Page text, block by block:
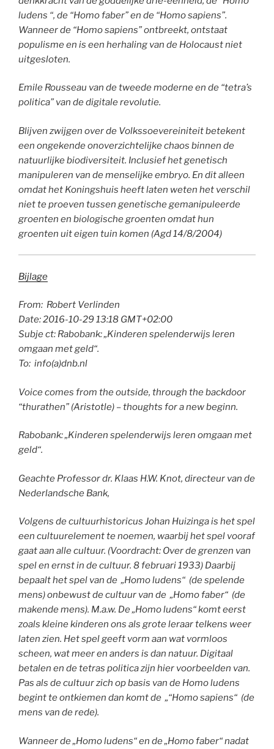
ludens “, de “Homo faber” en de “Homo sapiens”.
Wanneer de “Homo sapiens” ontbreekt, ontstaat
populisme en is een herhaling van de Holocaust niet
uitgesloten.
Emile Rousseau van de tweede moderne en de “tetra’s
politica” van de digitale revolutie.
Blijven zwijgen over de Volkssoevereiniteit betekent
een ongekende onoverzichtelijke chaos binnen de
natuurlijke biodiversiteit. Inclusief het genetisch
manipuleren van de menselijke embryo. En dit alleen
omdat het Koningshuis heeft laten weten het verschil
niet te proeven tussen genetische gemanipuleerde
groenten en biologische groenten omdat hun
groenten uit eigen tuin komen (Agd 14/8/2004)
Bijlage
From: Robert Verlinden
Date: 2016-10-29 13:18 GMT+02:00
Subje ct: Rabobank: „Kinderen spelenderwijs leren
omgaan met geld“.
To: info(a)dnb.nl
Voice comes from the outside, through the backdoor
“thurathen” (Aristotle) – thoughts for a new beginn.
Rabobank: „Kinderen spelenderwijs leren omgaan met
geld“.
Geachte Professor dr. Klaas H.W. Knot, directeur van de
Nederlandsche Bank,
Volgens de cultuurhistoricus Johan Huizinga is het spel
een cultuurelement te noemen, waarbij het spel vooraf
gaat aan alle cultuur. (Voordracht: Over de grenzen van
spel en ernst in de cultuur. 8 februari 1933) Daarbij
bepaalt het spel van de „Homo ludens“ (de spelende
mens) onbewust de cultuur van de „Homo faber“ (de
makende mens). M.a.w. De „Homo ludens“ komt eerst
zoals kleine kinderen ons als grote leraar telkens weer
laten zien. Het spel geeft vorm aan wat vormloos
scheen, wat meer en anders is dan natuur. Digitaal
betalen en de tetras politica zijn hier voorbeelden van.
Pas als de cultuur zich op basis van de Homo ludens
begint te ontkiemen dan komt de „“Homo sapiens“ (de
mens van de rede).
Wanneer de „Homo ludens“ en de „Homo faber“ nadat